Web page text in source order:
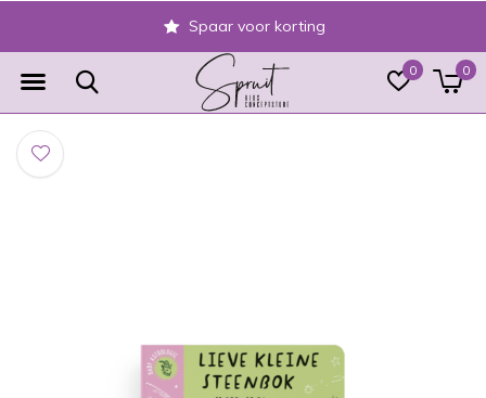
0 0
Spaar voor korting